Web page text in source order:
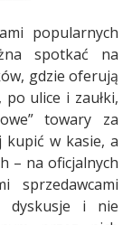
popularnych
spotkać na
gdzie oferują
ulice i zaułki,
towary za
kupić w kasie, a
– na oficjalnych
sprzedawcami
dyskusje i nie